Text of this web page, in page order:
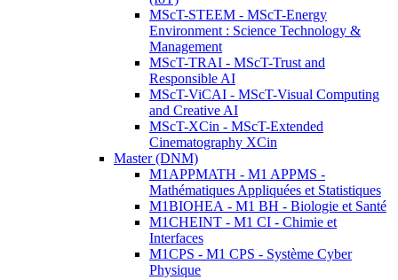
MScT-STEEM - MScT-Energy
Environment : Science Technology &
Management
MScT-TRAI - MScT-Trust and
Responsible AI
MScT-ViCAI - MScT-Visual Computing
and Creative AI
MScT-XCin - MScT-Extended
Cinematography XCin
Master (DNM)
M1APPMATH - M1 APPMS -
Mathématiques Appliquées et Statistiques
M1BIOHEA - M1 BH - Biologie et Santé
M1CHEINT - M1 CI - Chimie et
Interfaces
M1CPS - M1 CPS - Système Cyber
Physique